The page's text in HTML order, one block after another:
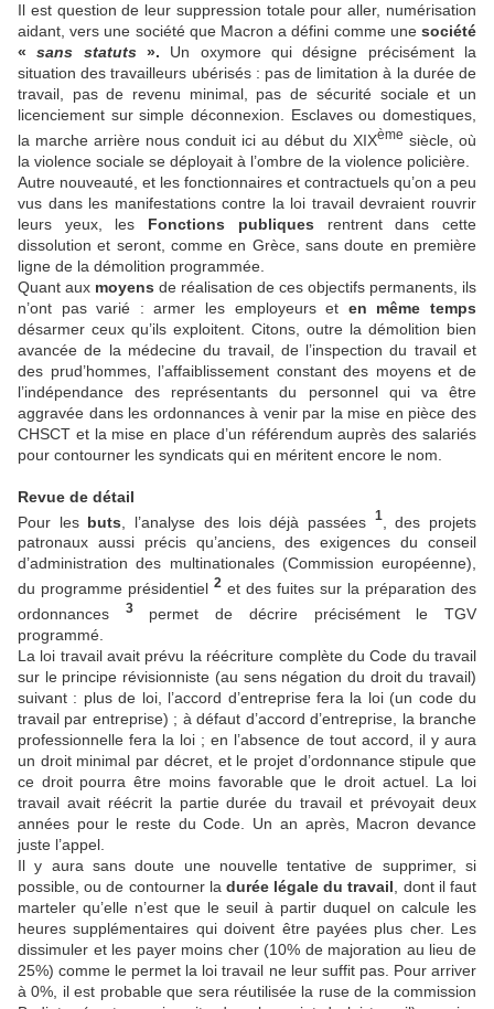
Il est question de leur suppression totale pour aller, numérisation
aidant, vers une société que Macron a défini comme une société
«sans statuts». Un oxymore qui désigne précisément la
situation des travailleurs ubérisés : pas de limitation à la durée de
travail, pas de revenu minimal, pas de sécurité sociale et un
licenciement sur simple déconnexion. Esclaves ou domestiques,
la marche arrière nous conduit ici au début du XIXème siècle, où
la violence sociale se déployait à l’ombre de la violence policière.
Autre nouveauté, et les fonctionnaires et contractuels qu’on a peu
vus dans les manifestations contre la loi travail devraient rouvrir
leurs yeux, les Fonctions publiques rentrent dans cette
dissolution et seront, comme en Grèce, sans doute en première
ligne de la démolition programmée.
Quant aux moyens de réalisation de ces objectifs permanents, ils
n’ont pas varié : armer les employeurs et en même temps
désarmer ceux qu’ils exploitent. Citons, outre la démolition bien
avancée de la médecine du travail, de l’inspection du travail et
des prud’hommes, l’affaiblissement constant des moyens et de
l’indépendance des représentants du personnel qui va être
aggravée dans les ordonnances à venir par la mise en pièce des
CHSCT et la mise en place d’un référendum auprès des salariés
pour contourner les syndicats qui en méritent encore le nom.
Revue de détail
Pour les buts , l’analyse des lois déjà passées 1, des projets
patronaux aussi précis qu’anciens, des exigences du conseil
d’administration des multinationales (Commission européenne),
du programme présidentiel 2 et des fuites sur la préparation des
ordonnances
3permet de décrire précisément le TGV
programmé.
La loi travail avait prévu la réécriture complète du Code du travail
sur le principe révisionniste (au sens négation du droit du travail)
suivant : plus de loi, l’accord d’entreprise fera la loi (un code du
travail par entreprise) ; à défaut d’accord d’entreprise, la branche
professionnelle fera la loi ; en l’absence de tout accord, il y aura
un droit minimal par décret, et le projet d’ordonnance stipule que
ce droit pourra être moins favorable que le droit actuel. La loi
travail avait réécrit la partie durée du travail et prévoyait deux
années pour le reste du Code. Un an après, Macron devance
juste l’appel.
Il y aura sans doute une nouvelle tentative de supprimer, si
possible, ou de contourner la durée légale du travail , dont il faut
marteler qu’elle n’est que le seuil à partir duquel on calcule les
heures supplémentaires qui doivent être payées plus cher. Les
dissimuler et les payer moins cher (10% de majoration au lieu de
25%) comme le permet la loi travail ne leur suffit pas. Pour arriver
à 0%, il est probable que sera réutilisée la ruse de la commission